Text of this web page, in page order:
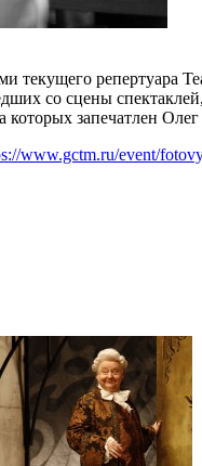
текущего
со сцены
которых запечатлен
www.gctm.ru/event/